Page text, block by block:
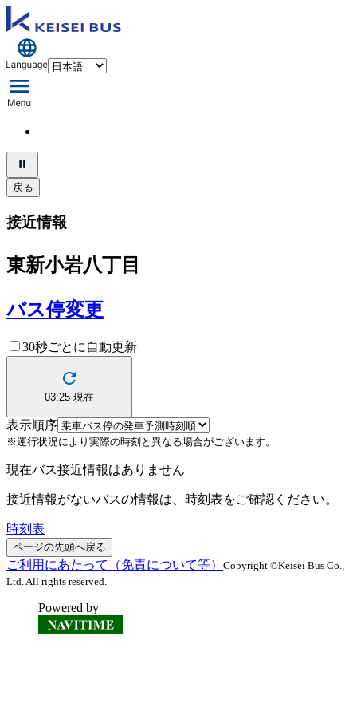
戻る
接近情報
東新小岩八丁目
バス停変更
30秒ごとに自動更新
03:25 現在
表示順序
※運行状況により実際の時刻と異なる場合がございます。
現在バス接近情報はありません
接近情報がないバスの情報は、時刻表をご確認ください。
時刻表
ページの先頭へ戻る
ご利用にあたって（免責について等） Copyright ©Keisei Bus Co.,
Ltd. All rights reserved.
Powered by